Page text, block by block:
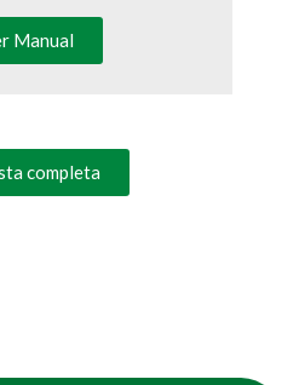
Manual
completa